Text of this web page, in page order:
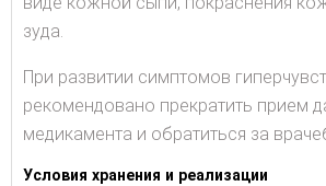
зуда.
При развитии симптомов
рекомендовано прекратить прием
медикамента и обратиться за
Условия хранения и реализации